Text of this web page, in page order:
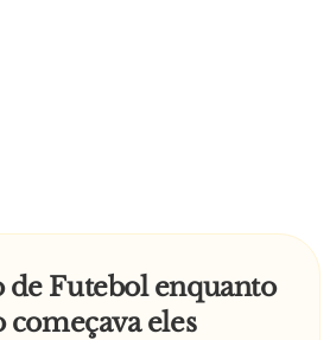
de Futebol enquanto
começava eles